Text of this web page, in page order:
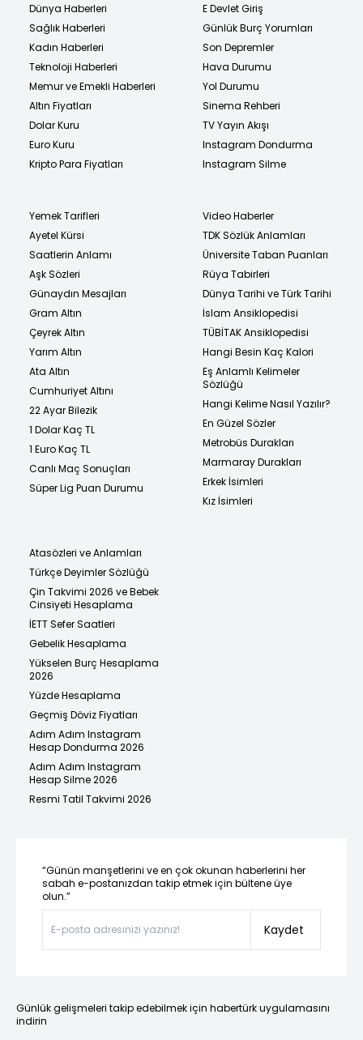
Dünya Haberleri
Sağlık Haberleri
Kadın Haberleri
Teknoloji Haberleri
Memur ve Emekli Haberleri
Altın Fiyatları
Dolar Kuru
Euro Kuru
Kripto Para Fiyatları
E Devlet Giriş
Günlük Burç Yorumları
Son Depremler
Hava Durumu
Yol Durumu
Sinema Rehberi
TV Yayın Akışı
Instagram Dondurma
Instagram Silme
Yemek Tarifleri
Ayetel Kürsi
Saatlerin Anlamı
Aşk Sözleri
Günaydın Mesajları
Gram Altın
Çeyrek Altın
Yarım Altın
Ata Altın
Cumhuriyet Altını
22 Ayar Bilezik
1 Dolar Kaç TL
1 Euro Kaç TL
Canlı Maç Sonuçları
Süper Lig Puan Durumu
Video Haberler
TDK Sözlük Anlamları
Üniversite Taban Puanları
Rüya Tabirleri
Dünya Tarihi ve Türk Tarihi
İslam Ansiklopedisi
TÜBİTAK Ansiklopedisi
Hangi Besin Kaç Kalori
Eş Anlamlı Kelimeler
Sözlüğü
Hangi Kelime Nasıl Yazılır?
En Güzel Sözler
Metrobüs Durakları
Marmaray Durakları
Erkek İsimleri
Kız İsimleri
Atasözleri ve Anlamları
Türkçe Deyimler Sözlüğü
Çin Takvimi 2026 ve Bebek
Cinsiyeti Hesaplama
İETT Sefer Saatleri
Gebelik Hesaplama
Yükselen Burç Hesaplama
2026
Yüzde Hesaplama
Geçmiş Döviz Fiyatları
Adım Adım Instagram
Hesap Dondurma 2026
Adım Adım Instagram
Hesap Silme 2026
Resmi Tatil Takvimi 2026
“Günün manşetlerini ve en çok okunan haberlerini her
sabah e-postanızdan takip etmek için bültene üye
olun.”
Kaydet
Günlük gelişmeleri takip edebilmek için habertürk uygulamasını
indirin